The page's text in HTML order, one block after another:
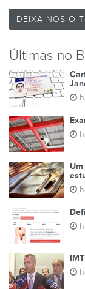
DEIXA-NOS O
Últimas no